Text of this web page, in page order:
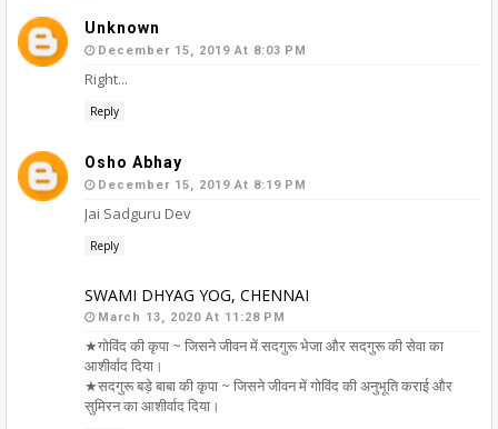
Unknown
December 15, 2019 At 8:03 PM
Right...
Reply
Osho Abhay
December 15, 2019 At 8:19 PM
Jai Sadguru Dev
Reply
SWAMI DHYAG YOG, CHENNAI
March 13, 2020 At 11:28 PM
★गोविंद की कृपा ~ जिसने जीवन में सदगुरू भेजा और सदगुरू की सेवा का
आशीर्वाद दिया।
★सदगुरू बड़े बाबा की कृपा ~ जिसने जीवन में गोविंद की अनुभूति कराई और
सुमिरन का आशीर्वाद दिया।